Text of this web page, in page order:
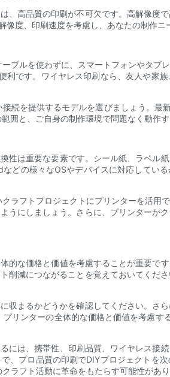
高品質の印刷が不可欠です。高解像度
度、印刷速度を考慮し、あなたの制作ニ
ルを使わずに、スマートフォンやタブ
です。ワイヤレス印刷なら、友人や家
続を提供するモデルを選びましょう。
と、ご自身の制作環境で問題なく動作す
は重要な要素です。シール紙、ラベル
どの様々なOSやデバイスに対応してい
フトプロジェクトにプリンターを活用
にしましょう。さらに、プリンターが
な価格と価値を考慮することが重要で
減につながることを覚えておいてくだ
まるかどうかを確認してください。さ
リンターの全体的な価格と価値を考慮す
は、携帯性、印刷品質、ワイヤレス接
プロ品質の印刷でDIYプロジェクトを
フト活動に革命をもたらす可能性があ